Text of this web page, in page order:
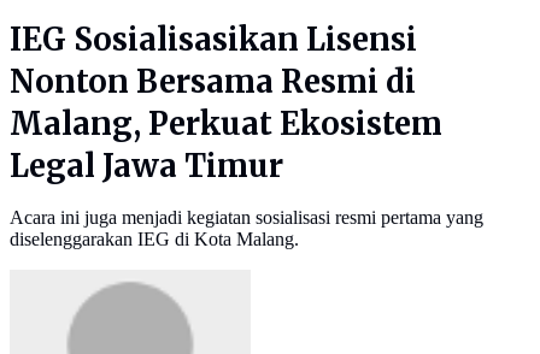
IEG Sosialisasikan Lisensi
Nonton Bersama Resmi di
Malang, Perkuat Ekosistem
Legal Jawa Timur
Acara ini juga menjadi kegiatan sosialisasi resmi pertama yang
diselenggarakan IEG di Kota Malang.